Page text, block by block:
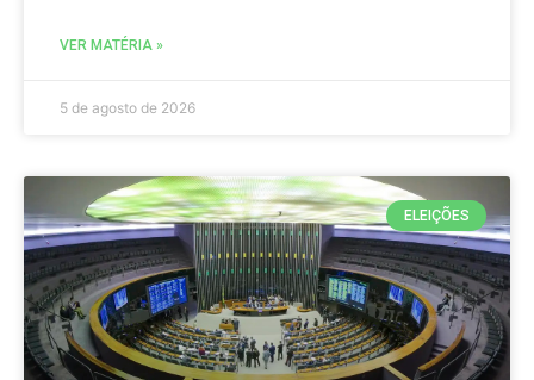
VER MATÉRIA »
5 de agosto de 2026
ELEIÇÕES